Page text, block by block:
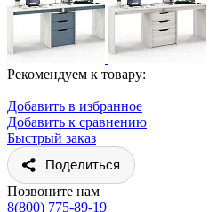
Рекомендуем к товару:
Добавить в избранное
Добавить к сравнению
Быстрый заказ
Поделиться
Позвоните нам
8(800) 775-89-19